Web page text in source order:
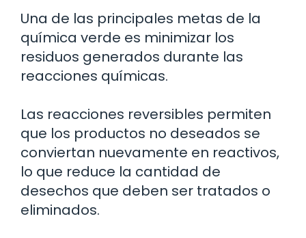
Una de las principales metas de la
química verde es minimizar los
residuos generados durante las
reacciones químicas.
Las reacciones reversibles permiten
que los productos no deseados se
conviertan nuevamente en reactivos,
lo que reduce la cantidad de
desechos que deben ser tratados o
eliminados.